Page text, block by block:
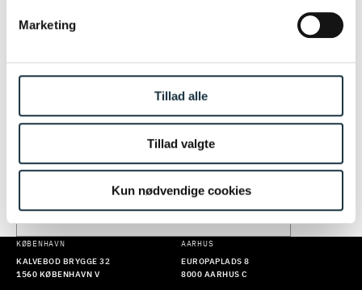
Marketing
Tillad alle
Tillad valgte
Kun nødvendige cookies
HOLD DIG OPDATERET: FÅ JURIDISK
VIDEN OG INDSIGTER FRA VORES
INDBAKKE
Du kan ikke tilmelde dig vores nyhedsbrev lige nu. Prøv
igen senere. Vi beklager ulejligheden.
TILMELD
KØBENHAVN
KALVEBOD BRYGGE 32
1560 KØBENHAVN V
AARHUS
EUROPAPLADS 8
8000 AARHUS C